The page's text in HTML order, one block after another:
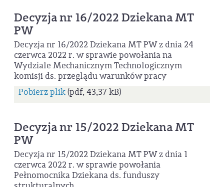
Decyzja nr 16/2022 Dziekana MT
PW
Decyzja nr 16/2022 Dziekana MT PW z dnia 24
czerwca 2022 r. w sprawie powołania na
Wydziale Mechanicznym Technologicznym
komisji ds. przeglądu warunków pracy
Pobierz plik(pdf, 43,37 kB)
Decyzja nr 15/2022 Dziekana MT
PW
Decyzja nr 15/2022 Dziekana MT PW z dnia 1
czerwca 2022 r. w sprawie powołania
Pełnomocnika Dziekana ds. funduszy